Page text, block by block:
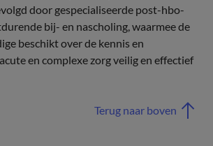
door gespecialiseerde post-hbo-
bij- en nascholing, waarmee de
beschikt over de kennis en
en complexe zorg veilig en effectief
Terug naar boven